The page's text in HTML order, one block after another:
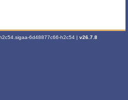
6d48877c66-h2c54 | v26.7.8